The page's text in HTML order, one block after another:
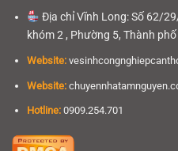
Địa chỉ Vĩnh Long: Số 62/
khóm 2 , Phường 5, Thành
Website:
Website:
Hotline: 0909.254.701